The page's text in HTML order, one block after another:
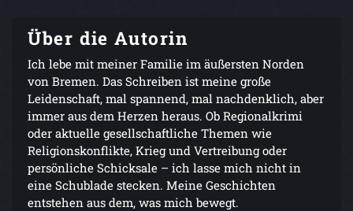
Über die Autorin
Ich lebe mit meiner Familie im äußersten Norden
von Bremen. Das Schreiben ist meine große
Leidenschaft, mal spannend, mal nachdenklich, aber
immer aus dem Herzen heraus. Ob Regionalkrimi
oder aktuelle gesellschaftliche Themen wie
Religionskonflikte, Krieg und Vertreibung oder
persönliche Schicksale – ich lasse mich nicht in
eine Schublade stecken. Meine Geschichten
entstehen aus dem, was mich bewegt.